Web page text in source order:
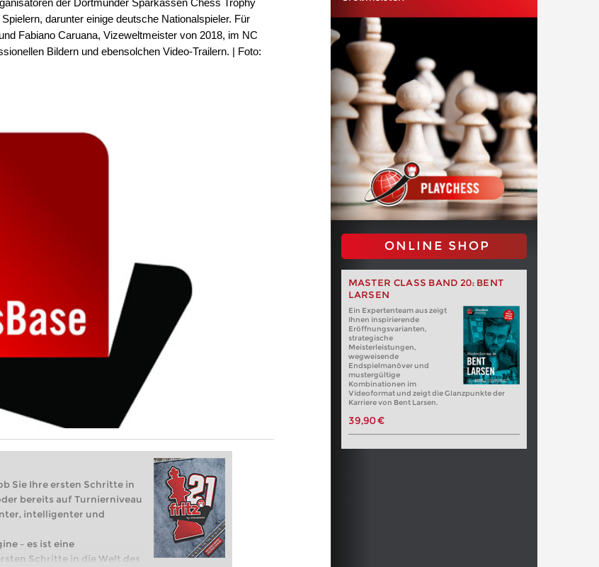
darunter einige deutsche Nationalspieler. Für
Fabiano Caruana, Vizeweltmeister von 2018, im NC
Bildern und ebensolchen Video-Trailern. | Foto:
Sie Ihre ersten Schritte in
bereits auf Turnierniveau
intelligenter und
– es ist eine
Schritte in die Welt des
ONLINE SHOP
MASTER CLASS BAND 20: BENT
LARSEN
Ein Expertenteam aus zeigt
Ihnen inspirierende
Eröffnungsvarianten,
strategische
Meisterleistungen,
wegweisende
Endspielmanöver und
mustergültige
Kombinationen im
Videoformat und zeigt die Glanzpunkte der
Karriere von Bent Larsen.
39,90 €